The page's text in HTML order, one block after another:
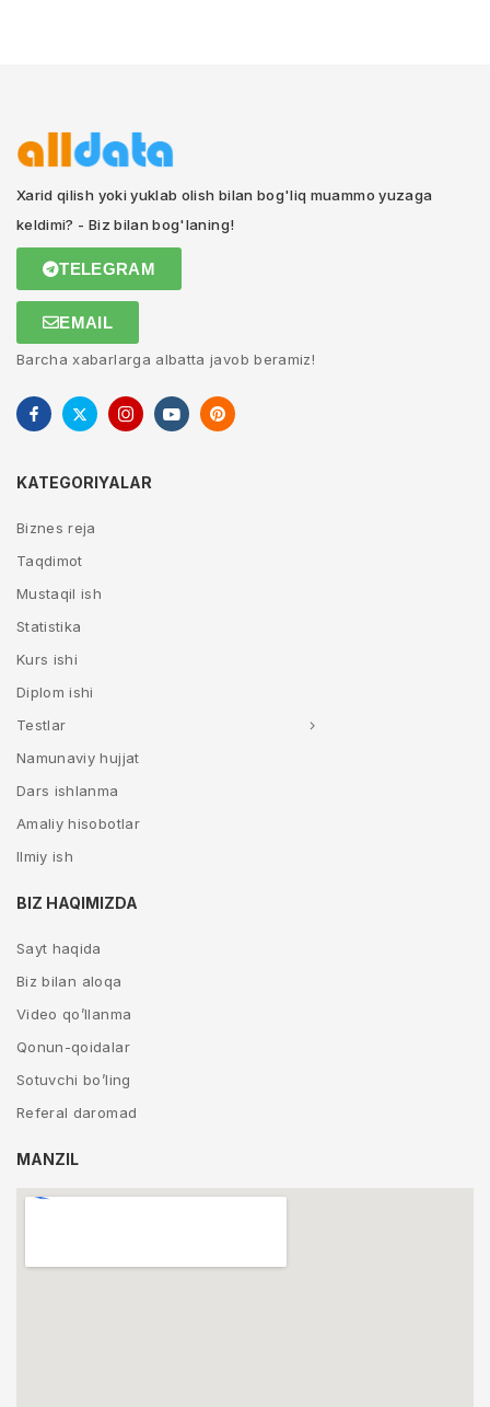
Xarid qilish yoki yuklab olish bilan bog'liq muammo yuzaga
keldimi? - Biz bilan bog'laning!
TELEGRAM
EMAIL
Barcha xabarlarga albatta javob beramiz!
KATEGORIYALAR
Biznes reja
Taqdimot
Mustaqil ish
Statistika
Kurs ishi
Diplom ishi
Testlar
Namunaviy hujjat
Dars ishlanma
Amaliy hisobotlar
Ilmiy ish
BIZ HAQIMIZDA
Sayt haqida
Biz bilan aloqa
Video qo’llanma
Qonun-qoidalar
Sotuvchi bo’ling
Referal daromad
MANZIL